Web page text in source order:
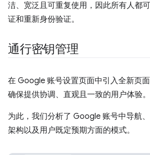
洁、宽泛且可重复使用，因此所有人都
证和重新身份验证。
通行密钥管理
在 Google 账号设置页面中引入全新页
确保提供协调、直观且一致的用户体验。
为此，我们分析了 Google 账号中导航、
架构以及用户既定预期方面的模式。